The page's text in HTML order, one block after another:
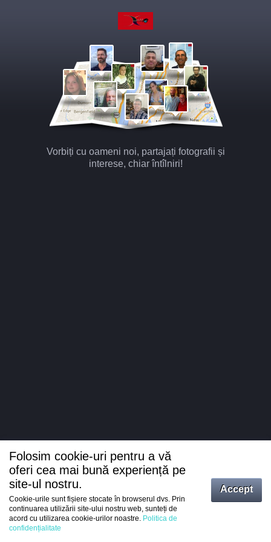
Vorbiți cu oameni noi, partajați fotografii și
interese, chiar întîlniri!
Intrați
Folosim cookie-uri pentru a vă
oferi cea mai bună experiență pe
site-ul nostru.
Cookie-urile sunt fișiere stocate în browserul dvs. Prin
continuarea utilizării site-ului nostru web, sunteți de
acord cu utilizarea cookie-urilor noastre. Politica de
confidențialitate
Accept